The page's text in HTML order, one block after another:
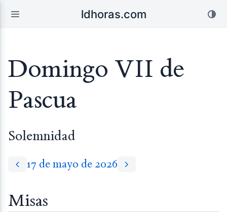
ldhoras.com
Domingo VII de
Pascua
Solemnidad
17 de mayo de 2026
Misas